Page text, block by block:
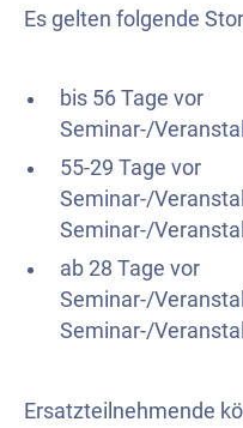
Es gelten folgende
bis 56 Tage vor
Seminar-/
55-29 Tage vor
Seminar-/
Seminar-/
ab 28 Tage vor
Seminar-/
Seminar-/
Ersatzteilnehmende